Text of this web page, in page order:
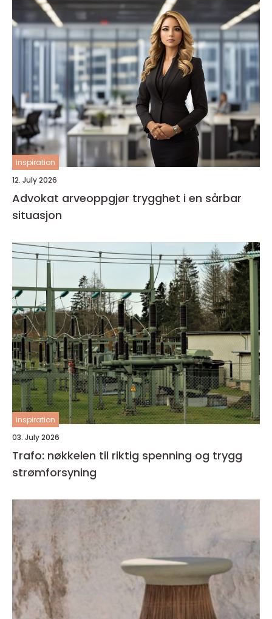
inspiration
12. July 2026
Advokat arveoppgjør trygghet i en sårbar
situasjon
inspiration
03. July 2026
Trafo: nøkkelen til riktig spenning og trygg
strømforsyning